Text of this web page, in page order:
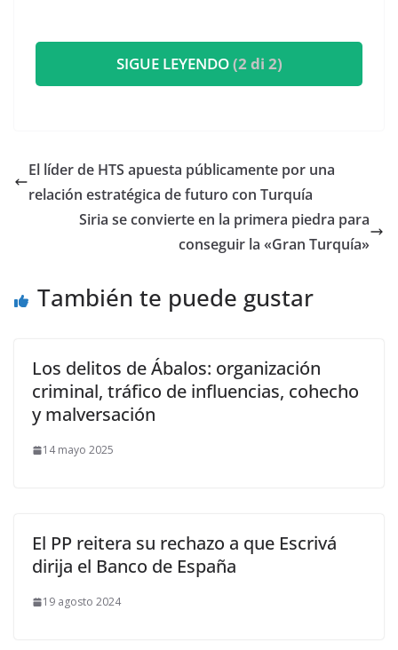
SIGUE LEYENDO(2 di 2)
El líder de HTS apuesta públicamente por una
relación estratégica de futuro con Turquía
Siria se convierte en la primera piedra para
conseguir la «Gran Turquía»
También te puede gustar
Los delitos de Ábalos: organización
criminal, tráfico de influencias, cohecho
y malversación
14 mayo 2025
El PP reitera su rechazo a que Escrivá
dirija el Banco de España
19 agosto 2024